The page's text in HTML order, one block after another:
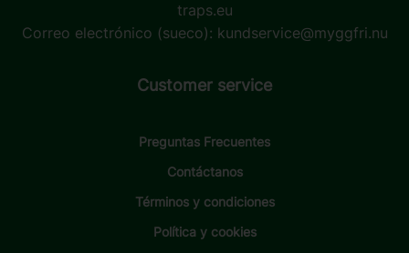
traps.eu
Correo electrónico (sueco): kundservice@myggfri.nu
Customer service
Preguntas Frecuentes
Contáctanos
Términos y condiciones
Política y cookies